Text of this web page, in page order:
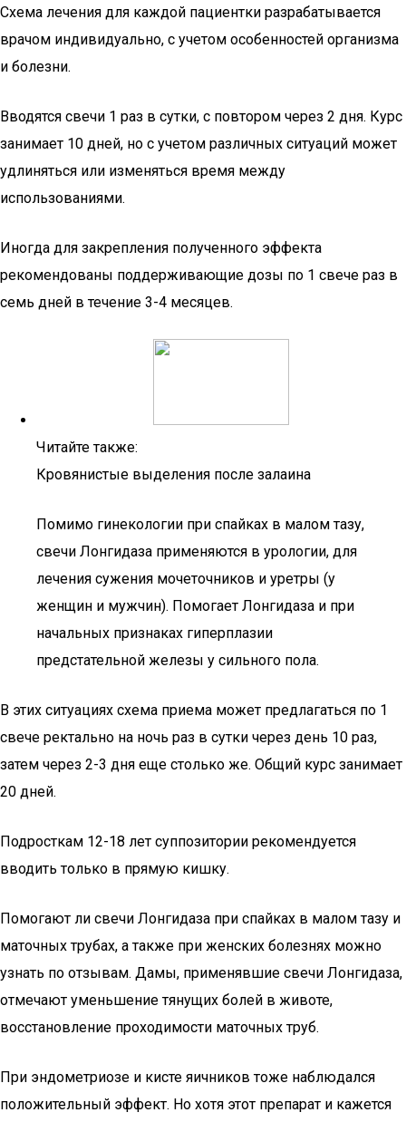
Схема лечения для каждой пациентки разрабатывается
врачом индивидуально, с учетом особенностей организма
и болезни.
Вводятся свечи 1 раз в сутки, с повтором через 2 дня. Курс
занимает 10 дней, но с учетом различных ситуаций может
удлиняться или изменяться время между
использованиями.
Иногда для закрепления полученного эффекта
рекомендованы поддерживающие дозы по 1 свече раз в
семь дней в течение 3-4 месяцев.
Читайте также:
Кровянистые выделения после залаина
Помимо гинекологии при спайках в малом тазу,
свечи Лонгидаза применяются в урологии, для
лечения сужения мочеточников и уретры (у
женщин и мужчин). Помогает Лонгидаза и при
начальных признаках гиперплазии
предстательной железы у сильного пола.
В этих ситуациях схема приема может предлагаться по 1
свече ректально на ночь раз в сутки через день 10 раз,
затем через 2-3 дня еще столько же. Общий курс занимает
20 дней.
Подросткам 12-18 лет суппозитории рекомендуется
вводить только в прямую кишку.
Помогают ли свечи Лонгидаза при спайках в малом тазу и
маточных трубах, а также при женских болезнях можно
узнать по отзывам. Дамы, применявшие свечи Лонгидаза,
отмечают уменьшение тянущих болей в животе,
восстановление проходимости маточных труб.
При эндометриозе и кисте яичников тоже наблюдался
положительный эффект. Но хотя этот препарат и кажется